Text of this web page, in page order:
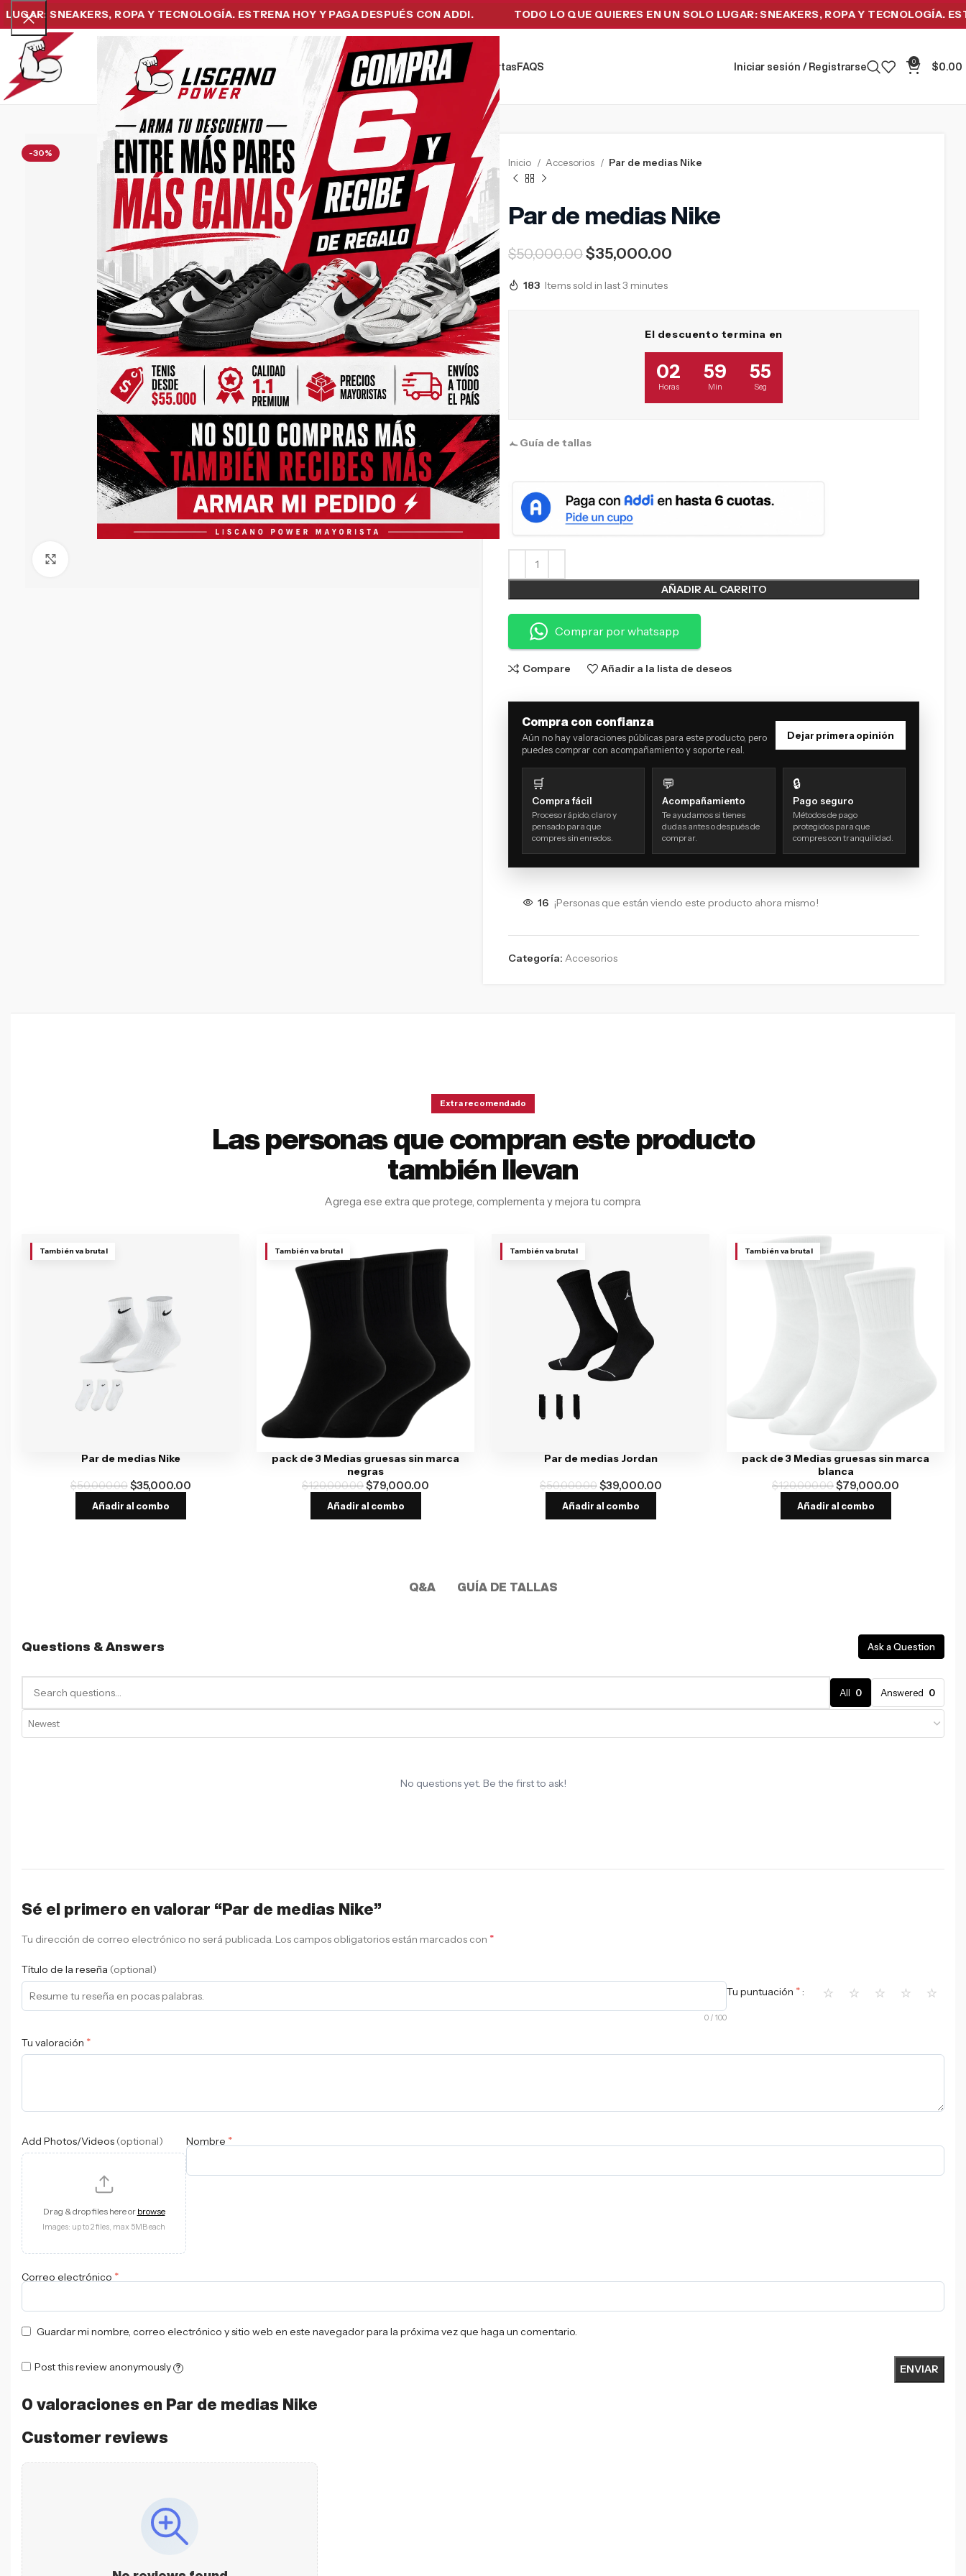
SNEAKERS, ROPA Y TECNOLOGÍA. ESTRENA HOY Y PAGA DESPUÉS CON ADDI. TODO LO QUE QUIERES EN UN SOLO LUGAR: SNEAKERS, ROPA Y TECNOLOGÍA.
Home SneakersTecnologíaRopa de Hombre Ofertas FAQ´S Iniciar sesión / Registrarse
0
$0.00
-30%
Inicio Accesorios Par de medias Nike
Par de medias Nike
$50,000.00$35,000.00
183 Items sold in last 3 minutes
El descuento termina en
02
Horas
59
Min
54
Seg
Guía de tallas
AÑADIR AL CARRITO
Comprar por whatsapp
Compare Añadir a la lista de deseos
Compra con confianza
Aún no hay valoraciones públicas para este producto, pero
puedes comprar con acompañamiento y soporte real.
Dejar primera opinión
🛒
Compra fácil
Proceso rápido, claro y
pensado para que
compres sin enredos.
💬
Acompañamiento
Te ayudamos si tienes
dudas antes o después de
comprar.
🔒
Pago seguro
Métodos de pago
protegidos para que
compres con tranquilidad.
16 ¡Personas que están viendo este producto ahora mismo!
Categoría: Accesorios
Extra recomendado
Las personas que compran este producto
también llevan
Agrega ese extra que protege, complementa y mejora tu compra.
También va brutal
Par de medias Nike
$50,000.00$35,000.00
Añadir al combo
También va brutal
pack de 3 Medias gruesas sin marca
negras
$120,000.00$79,000.00
Añadir al combo
También va brutal
Par de medias Jordan
$50,000.00$39,000.00
Añadir al combo
También va brutal
pack de 3 Medias gruesas sin marca
blanca
$120,000.00$79,000.00
Añadir al combo
Q&A GUÍA DE TALLAS
Questions & Answers Ask a Question
All 0 Answered 0
No questions yet. Be the first to ask!
0 valoraciones en Par de medias Nike
Customer reviews
Sé el primero en valorar “Par de medias Nike”
Tu dirección de correo electrónico no será publicada. Los campos obligatorios están marcados con *
Título de la reseña (optional)
0 / 100
Tu puntuación * ⭐ ⭐ ⭐ ⭐ ⭐
Tu valoración *
Add Photos/Videos (optional)
Drag & drop files here or browse
Images: up to 2 files, max 5MB each
Nombre *
Correo electrónico *
Guardar mi nombre, correo electrónico y sitio web en este navegador para la próxima vez que haga un comentario.
Post this review anonymously ?